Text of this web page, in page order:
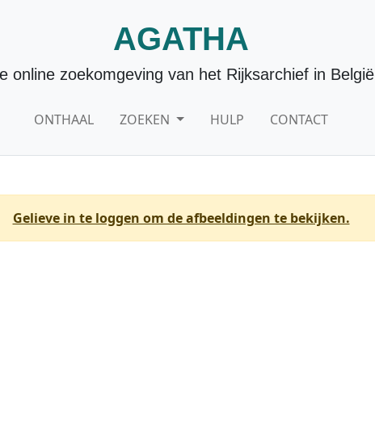
AGATHA
online zoekomgeving van het Rijksarchief in België
ONTHAAL ZOEKEN HULP CONTACT
Gelieve in te loggen om de afbeeldingen te bekijken.